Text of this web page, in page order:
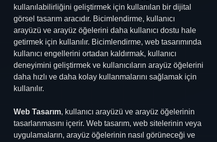
kullanılabilirliğini geliştirmek için kullanılan bir dijital
görsel tasarım aracıdır. Bicimlendirme, kullanıcı
arayüzü ve arayüz öğelerini daha kullanıcı dostu hale
getirmek için kullanılır. Bicimlendirme, web tasarımında
kullanıcı engellerini ortadan kaldırmak, kullanıcı
deneyimini geliştirmek ve kullanıcıların arayüz öğelerini
daha hızlı ve daha kolay kullanmalarını sağlamak için
kullanılır.
Web Tasarım, kullanıcı arayüzü ve arayüz öğelerinin
tasarlanmasını içerir. Web tasarım, web sitelerinin veya
uygulamaların, arayüz öğelerinin nasıl görüneceği ve